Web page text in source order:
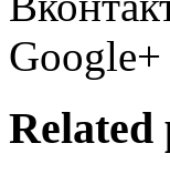
Google+
Related